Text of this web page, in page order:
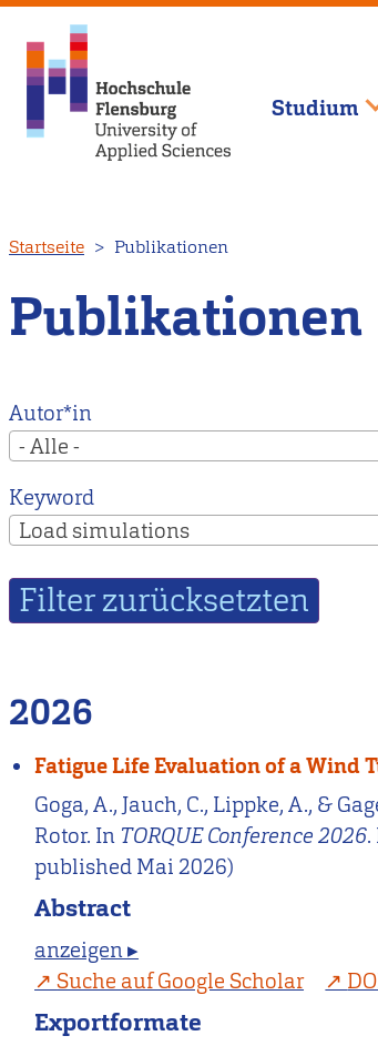
zum
Inhalt
Studium
Startseite Publikationen
Publikationen
Autor*in
- Alle -
Keyword
Load simulations
2026
Fatigue Life Evaluation of a Wind
Goga, A., Jauch, C., Lippke, A., &
Rotor. In TORQUE Conference 2026
published Mai 2026)
Abstract
anzeigen ▸
Suche auf Google Scholar
Exportformate